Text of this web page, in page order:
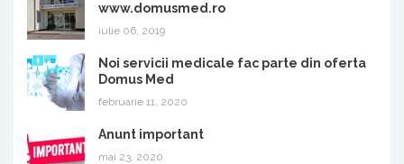
www.domusmed.ro
iulie 06, 2019
Noi servicii medicale fac parte din oferta
Domus Med
februarie 11, 2020
Anunt important
mai 23, 2020